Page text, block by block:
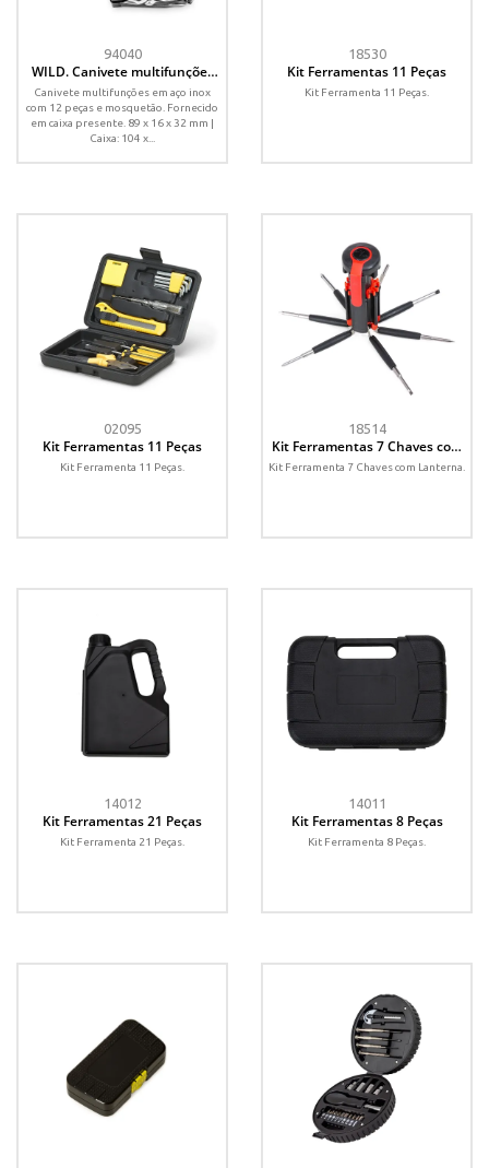
94040
WILD. Canivete multifunções
com 12 peças em aço inox
Canivete multifunções em aço inox
com 12 peças e mosquetão. Fornecido
em caixa presente. 89 x 16 x 32 mm |
Caixa: 104 x...
18530
Kit Ferramentas 11 Peças
Kit Ferramenta 11 Peças.
02095
Kit Ferramentas 11 Peças
Kit Ferramenta 11 Peças.
18514
Kit Ferramentas 7 Chaves com
Lanterna
Kit Ferramenta 7 Chaves com Lanterna.
14012
Kit Ferramentas 21 Peças
Kit Ferramenta 21 Peças.
14011
Kit Ferramentas 8 Peças
Kit Ferramenta 8 Peças.